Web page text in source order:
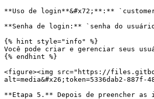
**Uso de login**&#x72;**:**
**Senha de login:** `senha do
{% hint style="info" %}
Você pode criar e gerenciar seus
{% endhint %}
<figure><img src="https://
alt=media&#x26;token=5336dab2-
**Etapa 5.** Depois de preencher